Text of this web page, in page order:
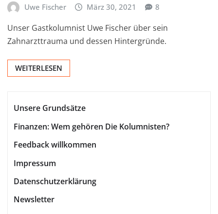
Uwe Fischer März 30, 2021 8
Unser Gastkolumnist Uwe Fischer über sein
Zahnarzttrauma und dessen Hintergründe.
WEITERLESEN
Unsere Grundsätze
Finanzen: Wem gehören Die Kolumnisten?
Feedback willkommen
Impressum
Datenschutzerklärung
Newsletter